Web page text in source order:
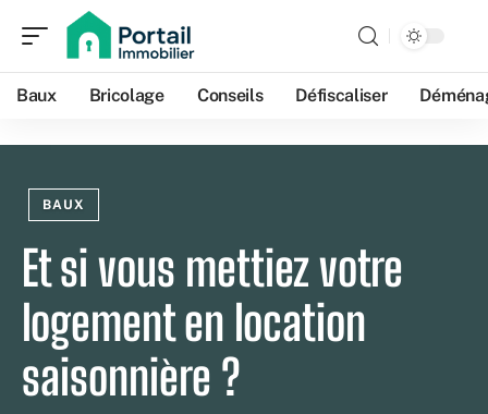
Baux Bricolage Conseils Défiscaliser
BAUX
Et si vous mettiez votre
logement en location
saisonnière ?